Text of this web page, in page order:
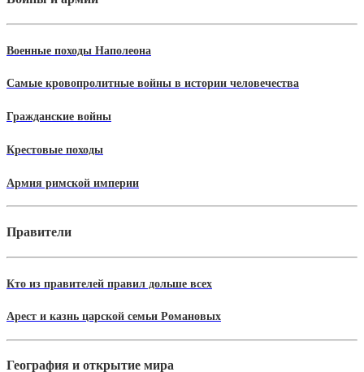
Военные походы Наполеона
Самые кровопролитные войны в истории человечества
Гражданские войны
Крестовые походы
Армия римской империи
Правители
Кто из правителей правил дольше всех
Арест и казнь царской семьи Романовых
География и открытие мира